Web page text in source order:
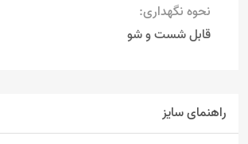
نحوه نگهداری:
قابل شست و شو
راهنمای سایز